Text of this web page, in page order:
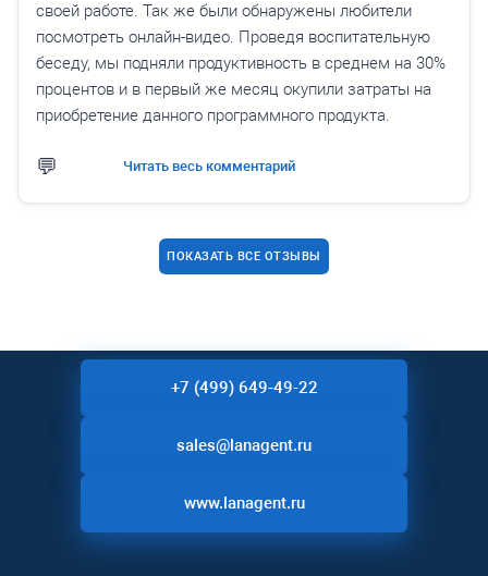
своей работе. Так же были обнаружены любители
посмотреть онлайн-видео. Проведя воспитательную
беседу, мы подняли продуктивность в среднем на 30%
процентов и в первый же месяц окупили затраты на
приобретение данного программного продукта.
Читать весь комментарий
ПОКАЗАТЬ ВСЕ ОТЗЫВЫ
+7 (499) 649-49-22
sales@lanagent.ru
www.lanagent.ru